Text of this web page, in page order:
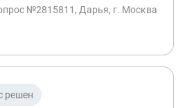
фактически суд уже
в жалобе указать что суд
основывался суд 1
обогащение,
данное требование не
решение суда 1
определение.
№2815811, Дарья, г. Москва
решен